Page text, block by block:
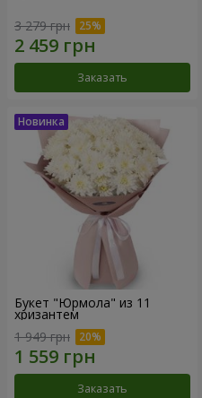
3 279 грн
Заказать
Букет "Юрмола" из 11
хризантем
1 949 грн
Заказать